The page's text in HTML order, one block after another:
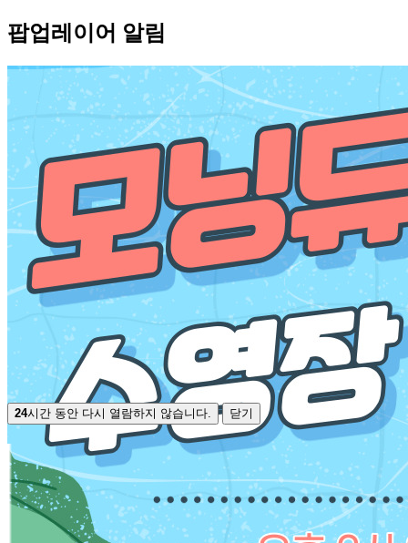
팝업레이어 알림
24시간 동안 다시 열람하지 않습니다. 닫기